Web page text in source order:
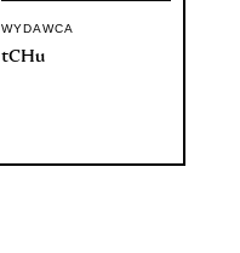
WYDAWCA
tCHu